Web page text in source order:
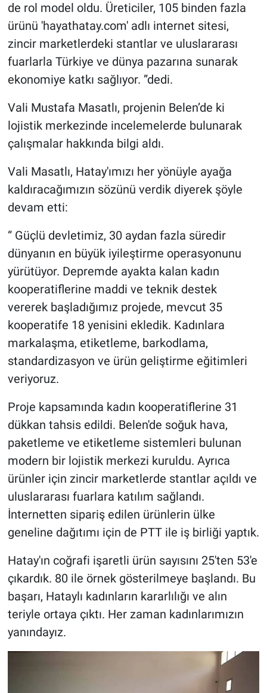
de rol model oldu. Üreticiler, 105 binden fazla
ürünü 'hayathatay.com' adlı internet sitesi,
zincir marketlerdeki stantlar ve uluslararası
fuarlarla Türkiye ve dünya pazarına sunarak
ekonomiye katkı sağlıyor. ”dedi.
Vali Mustafa Masatlı, projenin Belen’de ki
lojistik merkezinde incelemelerde bulunarak
çalışmalar hakkında bilgi aldı.
Vali Masatlı, Hatay'ımızı her yönüyle ayağa
kaldıracağımızın sözünü verdik diyerek şöyle
devam etti:
“ Güçlü devletimiz, 30 aydan fazla süredir
dünyanın en büyük iyileştirme operasyonunu
yürütüyor. Depremde ayakta kalan kadın
kooperatiflerine maddi ve teknik destek
vererek başladığımız projede, mevcut 35
kooperatife 18 yenisini ekledik. Kadınlara
markalaşma, etiketleme, barkodlama,
standardizasyon ve ürün geliştirme eğitimleri
veriyoruz.
Proje kapsamında kadın kooperatiflerine 31
dükkan tahsis edildi. Belen'de soğuk hava,
paketleme ve etiketleme sistemleri bulunan
modern bir lojistik merkezi kuruldu. Ayrıca
ürünler için zincir marketlerde stantlar açıldı ve
uluslararası fuarlara katılım sağlandı.
İnternetten sipariş edilen ürünlerin ülke
geneline dağıtımı için de PTT ile iş birliği yaptık.
Hatay'ın coğrafi işaretli ürün sayısını 25'ten 53'e
çıkardık. 80 ile örnek gösterilmeye başlandı. Bu
başarı, Hataylı kadınların kararlılığı ve alın
teriyle ortaya çıktı. Her zaman kadınlarımızın
yanındayız.